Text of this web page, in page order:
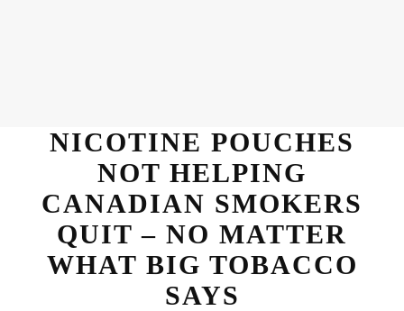
NICOTINE POUCHES
NOT HELPING
CANADIAN SMOKERS
QUIT – NO MATTER
WHAT BIG TOBACCO
SAYS